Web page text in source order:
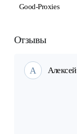
Good-Proxies
Отзывы
А Алексей